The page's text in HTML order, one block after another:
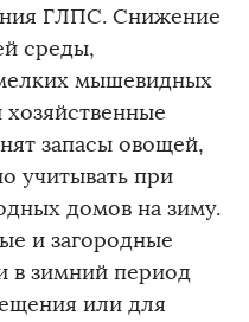
ГЛПС. Снижение
среды,
мышевидных
запасы овощей,
учитывать при
домов на зиму.
и загородные
в зимний период
или для